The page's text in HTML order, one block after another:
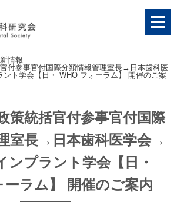
情報
付参事官付国際分類情報管理室長→日本歯科医
ト学会【日・ WHO フォーラム】 開催のご案
策統括官付参事官付国際
室長→日本歯科医学会→
ンプラント学会【日・
ーラム】 開催のご案内